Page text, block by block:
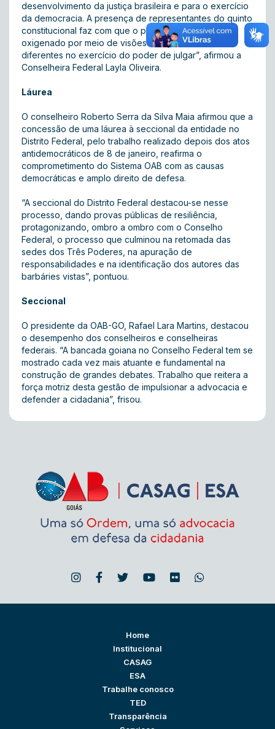
desenvolvimento da justiça brasileira e para o exercício
da democracia. A presença de representantes do quinto
constitucional faz com que o pensamento seja
oxigenado por meio de visões e experiências
diferentes no exercício do poder de julgar”, afirmou a
Conselheira Federal Layla Oliveira.
Láurea
O conselheiro Roberto Serra da Silva Maia afirmou que a
concessão de uma láurea à seccional da entidade no
Distrito Federal, pelo trabalho realizado depois dos atos
antidemocráticos de 8 de janeiro, reafirma o
comprometimento do Sistema OAB com as causas
democráticas e amplo direito de defesa.
“A seccional do Distrito Federal destacou-se nesse
processo, dando provas públicas de resiliência,
protagonizando, ombro a ombro com o Conselho
Federal, o processo que culminou na retomada das
sedes dos Três Poderes, na apuração de
responsabilidades e na identificação dos autores das
barbáries vistas”, pontuou.
Seccional
O presidente da OAB-GO, Rafael Lara Martins, destacou
o desempenho dos conselheiros e conselheiras
federais. “A bancada goiana no Conselho Federal tem se
mostrado cada vez mais atuante e fundamental na
construção de grandes debates. Trabalho que reitera a
força motriz desta gestão de impulsionar a advocacia e
defender a cidadania”, frisou.
Home
Institucional
CASAG
ESA
Trabalhe conosco
TED
Transparência